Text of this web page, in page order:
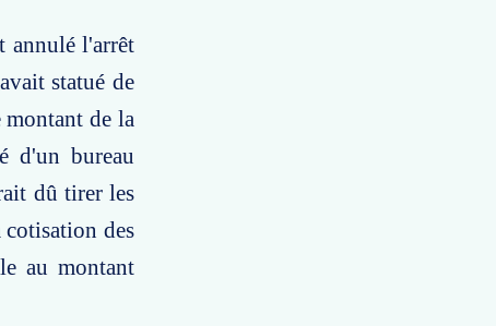
annulé l'arrêt
statué de
de la
d'un bureau
dû tirer les
cotisation des
au montant